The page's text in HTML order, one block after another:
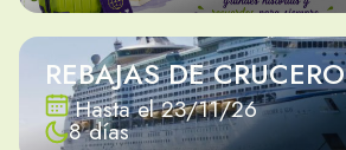
REBAJAS DE CRUCERO
Hasta el 23/11/26
8 días